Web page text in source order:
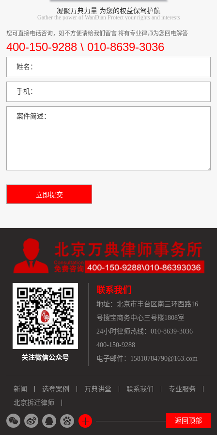
凝聚万典力量 为您的权益保驾护航
Gather the power of WanDian Protect your rights and interests
您可直接电话咨询，如不方便请给我们留言 将有专业律师为您回电解答
400-150-9288 \ 010-8639-3036
姓名：
手机：
案件简述：
关注微信公众号
联系我们
地址： 北京市丰台区南三环西路16
号搜宝商务中心三号楼1808室
24小时律师热线：010-8639-3036
400-150-9288
电子邮件：15810784790@163.com
新闻 选登案例 万典讲堂 联系我们
专业服务
北京拆迁律师
返回顶部